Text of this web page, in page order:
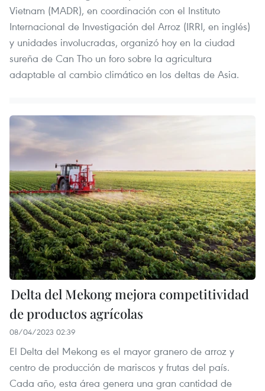
Vietnam (MADR), en coordinación con el Instituto
Internacional de Investigación del Arroz (IRRI, en inglés)
y unidades involucradas, organizó hoy en la ciudad
sureña de Can Tho un foro sobre la agricultura
adaptable al cambio climático en los deltas de Asia.
Delta del Mekong mejora competitividad
de productos agrícolas
08/04/2023 02:39
El Delta del Mekong es el mayor granero de arroz y
centro de producción de mariscos y frutas del país.
Cada año, esta área genera una gran cantidad de